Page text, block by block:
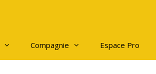
Compagnie Espace Pro